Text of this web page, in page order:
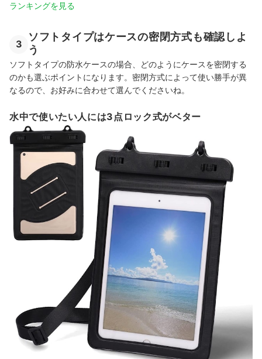
ランキングを見る
3
ソフトタイプはケースの密閉方式も確認しよ
う
ソフトタイプの防水ケースの場合、どのようにケースを密閉する
のかも選ぶポイントになります。密閉方式によって使い勝手が異
なるので、お好みに合わせて選んでくださいね。
水中で使いたい人には3点ロック式がベター